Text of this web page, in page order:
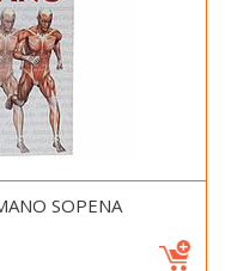
SOPENA